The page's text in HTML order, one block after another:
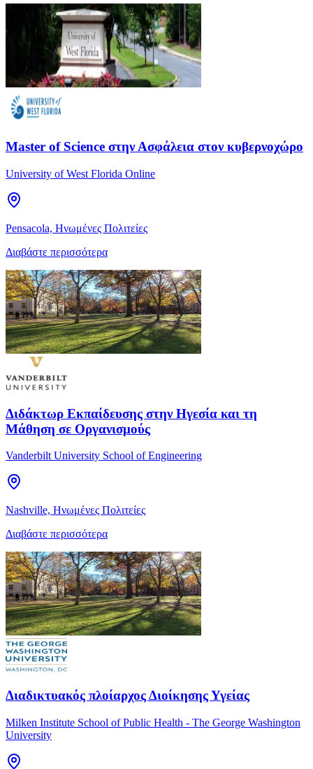
Master of Science στην Ασφάλεια στον κυβερνοχώρο
University of West Florida Online
Pensacola, Ηνωμένες Πολιτείες
Διαβάστε περισσότερα
Διδάκτωρ Εκπαίδευσης στην Ηγεσία και τη
Μάθηση σε Οργανισμούς
Vanderbilt University School of Engineering
Nashville, Ηνωμένες Πολιτείες
Διαβάστε περισσότερα
Διαδικτυακός πλοίαρχος Διοίκησης Υγείας
Milken Institute School of Public Health - The George Washington
University